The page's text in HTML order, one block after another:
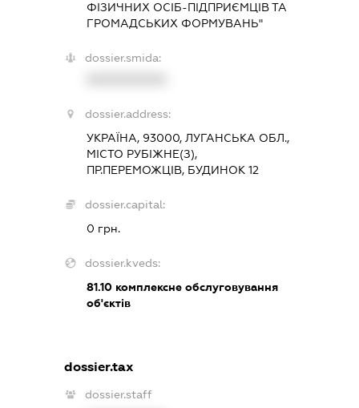
ФІЗИЧНИХ ОСІБ-ПІДПРИЄМЦІВ ТА
ГРОМАДСЬКИХ ФОРМУВАНЬ"
dossier.smida:
dossier.address:
УКРАЇНА, 93000, ЛУГАНСЬКА ОБЛ.,
МІСТО РУБІЖНЕ(З),
ПР.ПЕРЕМОЖЦІВ, БУДИНОК 12
dossier.capital:
0 грн.
dossier.kveds:
81.10 комплексне обслуговування
об'єктів
dossier.tax
dossier.staff